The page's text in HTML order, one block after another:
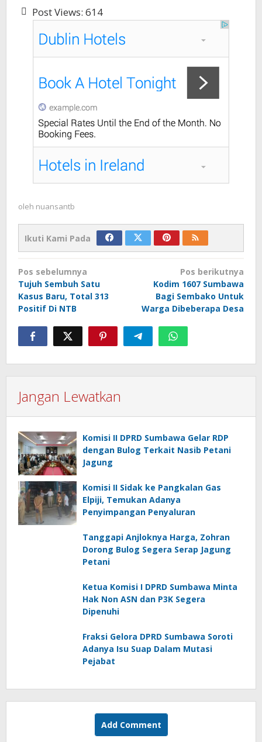
Post Views: 614
oleh nuansantb
Ikuti Kami Pada
Navigasi
pos
Pos sebelumnya
Tujuh Sembuh Satu
Kasus Baru, Total 313
Positif Di NTB
Pos berikutnya
Kodim 1607 Sumbawa
Bagi Sembako Untuk
Warga Dibeberapa Desa
Jangan Lewatkan
Komisi II DPRD Sumbawa Gelar RDP
dengan Bulog Terkait Nasib Petani
Jagung
Komisi II Sidak ke Pangkalan Gas
Elpiji, Temukan Adanya
Penyimpangan Penyaluran
Tanggapi Anjloknya Harga, Zohran
Dorong Bulog Segera Serap Jagung
Petani
Ketua Komisi I DPRD Sumbawa Minta
Hak Non ASN dan P3K Segera
Dipenuhi
Fraksi Gelora DPRD Sumbawa Soroti
Adanya Isu Suap Dalam Mutasi
Pejabat
Add Comment